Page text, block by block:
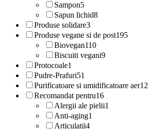
Sampon5
Sapun lichid8
Produse solidare3
Produse vegane si de post195
Biovegan110
Biscuiti vegani9
Protocoale1
Pudre-Prafuri51
Purificatoare si umidificatoare aer12
Recomandat pentru16
Alergii ale pielii1
Anti-aging1
Articulatii4